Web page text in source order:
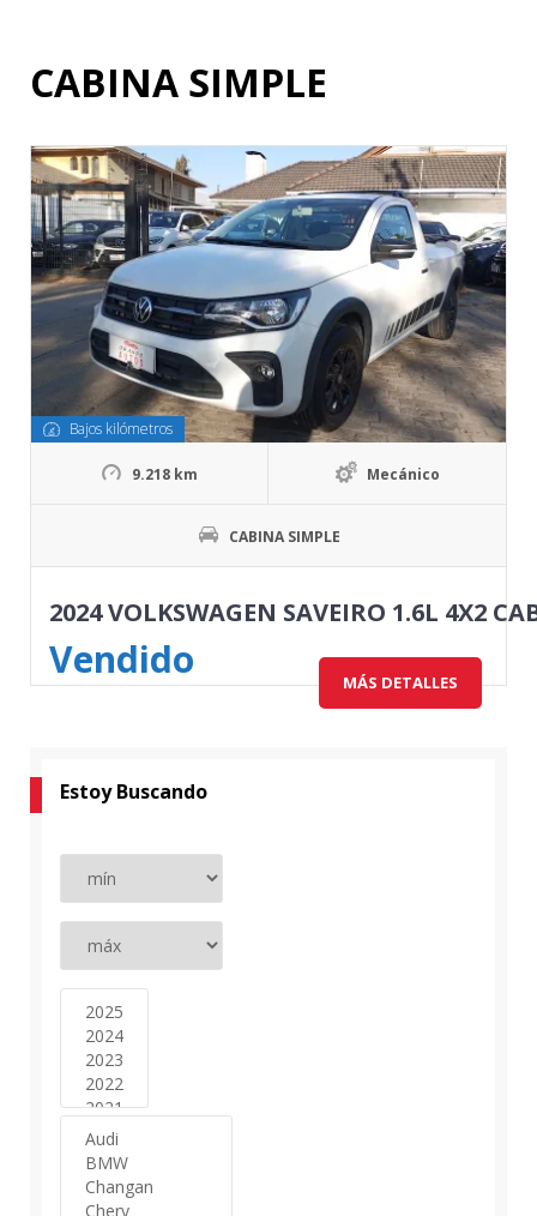
CABINA SIMPLE
Bajos kilómetros
9.218 km Mecánico
CABINA SIMPLE
2024 VOLKSWAGEN SAVEIRO 1.6L 4X2
Vendido MÁS DETALLES
Estoy Buscando